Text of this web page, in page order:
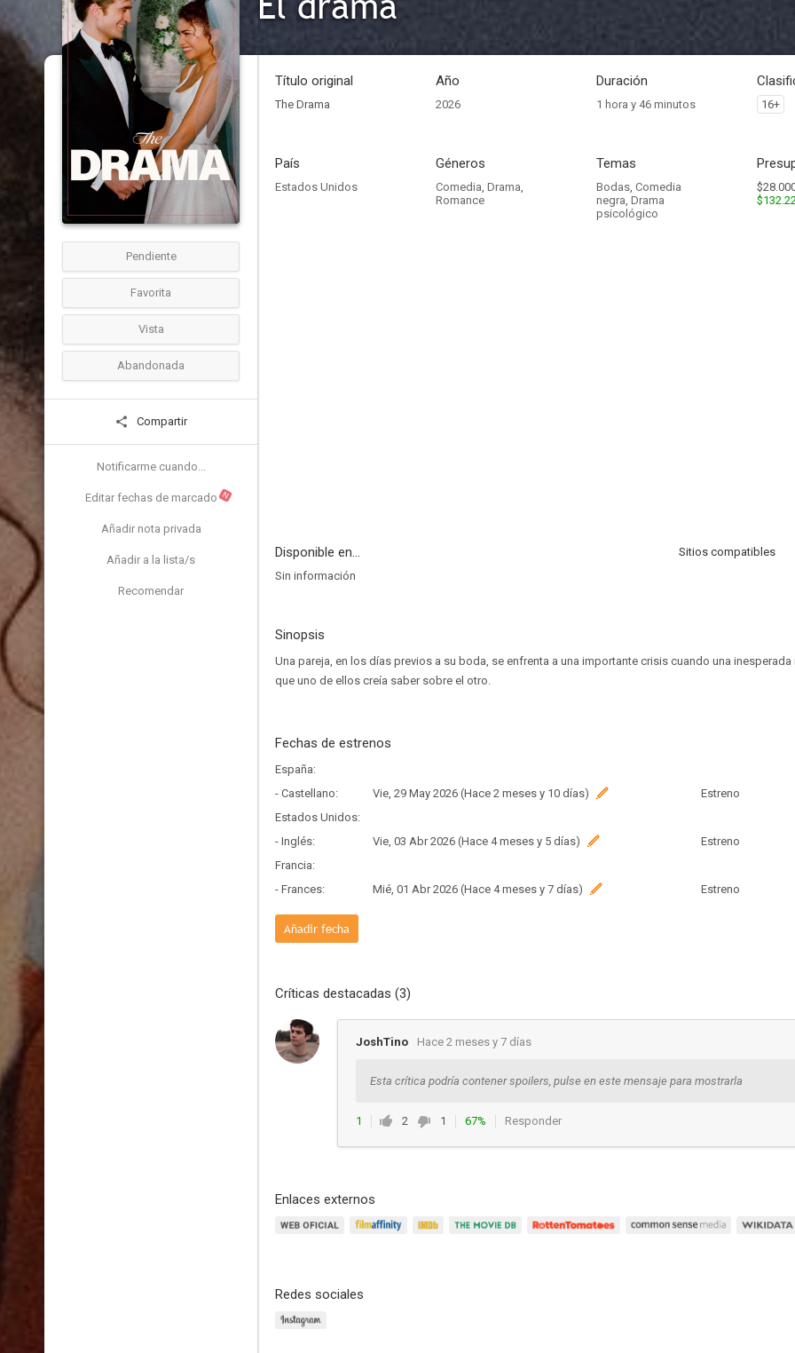
Pendiente
Favorita
Vista
Abandonada
Compartir
Notificarme cuando...
Editar fechas de marcado N
Añadir nota privada
Añadir a la lista/s
Recomendar
Título original
The Drama
Año
2026
Duración
1 hora y 46 minutos 16+
País
Estados Unidos
Géneros
Comedia, Drama,
Romance
Temas
Bodas, Comedia
negra, Drama
psicológico
Disponible en...
Sitios compatibles
Sin información
Sinopsis
Una pareja, en los días previos a su boda, se enfrenta a una importante crisis cuando una
que uno de ellos creía saber sobre el otro.
Fechas de estrenos
España:
- Castellano:
Vie, 29 May 2026 (Hace 2 meses y 10 días)
Estreno
Estados Unidos:
- Inglés:
Vie, 03 Abr 2026 (Hace 4 meses y 5 días)
Estreno
Francia:
- Frances:
Mié, 01 Abr 2026 (Hace 4 meses y 7 días) Estreno
Añadir fecha
Críticas destacadas (3)
JoshTino Hace 2 meses y 7 días
Esta crítica podría contener spoilers, pulse en este mensaje para mostrarla
1 2 1 67% Responder
Enlaces externos
Redes sociales